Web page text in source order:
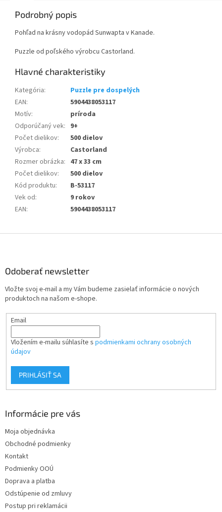
Podrobný popis
Pohľad na krásny vodopád Sunwapta v Kanade.
Puzzle od poľského výrobcu Castorland.
Kategória:
Puzzle pre dospelých
EAN:
5904438053117
Motív:
príroda
Odporúčaný vek: 9+
Počet dielikov:
500 dielov
Výrobca:
Castorland
Rozmer obrázka: 47 x 33 cm
Počet dielikov:
500 dielov
Kód produktu:
B-53117
Vek od:
9 rokov
EAN: 5904438053117
Odoberať newsletter
Vložte svoj e-mail a my Vám budeme zasielať informácie o nových
produktoch na našom e-shope.
Email
Vložením e-mailu súhlasíte s podmienkami ochrany osobných
údajov
PRIHLÁSIŤ SA
Informácie pre vás
Moja objednávka
Obchodné podmienky
Kontakt
Podmienky OOÚ
Doprava a platba
Odstúpenie od zmluvy
Postup pri reklamácii